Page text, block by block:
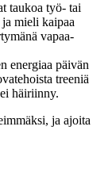
taukoa työ- tai
mieli kaipaa
vapaa-
energiaa päivän
treeniä
häiriinny.
ja ajoita